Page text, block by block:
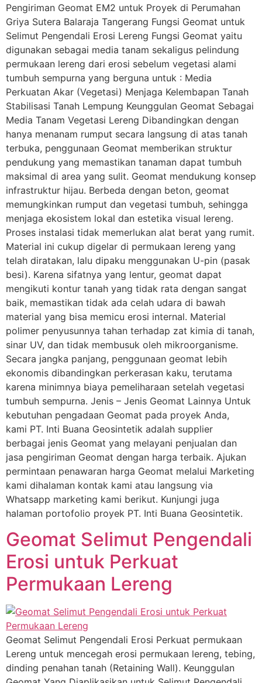
Pengiriman Geomat EM2 untuk Proyek di Perumahan
Griya Sutera Balaraja Tangerang Fungsi Geomat untuk
Selimut Pengendali Erosi Lereng Fungsi Geomat yaitu
digunakan sebagai media tanam sekaligus pelindung
permukaan lereng dari erosi sebelum vegetasi alami
tumbuh sempurna yang berguna untuk : Media
Perkuatan Akar (Vegetasi) Menjaga Kelembapan Tanah
Stabilisasi Tanah Lempung Keunggulan Geomat Sebagai
Media Tanam Vegetasi Lereng Dibandingkan dengan
hanya menanam rumput secara langsung di atas tanah
terbuka, penggunaan Geomat memberikan struktur
pendukung yang memastikan tanaman dapat tumbuh
maksimal di area yang sulit. Geomat mendukung konsep
infrastruktur hijau. Berbeda dengan beton, geomat
memungkinkan rumput dan vegetasi tumbuh, sehingga
menjaga ekosistem lokal dan estetika visual lereng.
Proses instalasi tidak memerlukan alat berat yang rumit.
Material ini cukup digelar di permukaan lereng yang
telah diratakan, lalu dipaku menggunakan U-pin (pasak
besi). Karena sifatnya yang lentur, geomat dapat
mengikuti kontur tanah yang tidak rata dengan sangat
baik, memastikan tidak ada celah udara di bawah
material yang bisa memicu erosi internal. Material
polimer penyusunnya tahan terhadap zat kimia di tanah,
sinar UV, dan tidak membusuk oleh mikroorganisme.
Secara jangka panjang, penggunaan geomat lebih
ekonomis dibandingkan perkerasan kaku, terutama
karena minimnya biaya pemeliharaan setelah vegetasi
tumbuh sempurna. Jenis – Jenis Geomat Lainnya Untuk
kebutuhan pengadaan Geomat pada proyek Anda,
kami PT. Inti Buana Geosintetik adalah supplier
berbagai jenis Geomat yang melayani penjualan dan
jasa pengiriman Geomat dengan harga terbaik. Ajukan
permintaan penawaran harga Geomat melalui Marketing
kami dihalaman kontak kami atau langsung via
Whatsapp marketing kami berikut. Kunjungi juga
halaman portofolio proyek PT. Inti Buana Geosintetik.
Geomat Selimut Pengendali
Erosi untuk Perkuat
Permukaan Lereng
Geomat Selimut Pengendali Erosi Perkuat permukaan
Lereng untuk mencegah erosi permukaan lereng, tebing,
dinding penahan tanah (Retaining Wall). Keunggulan